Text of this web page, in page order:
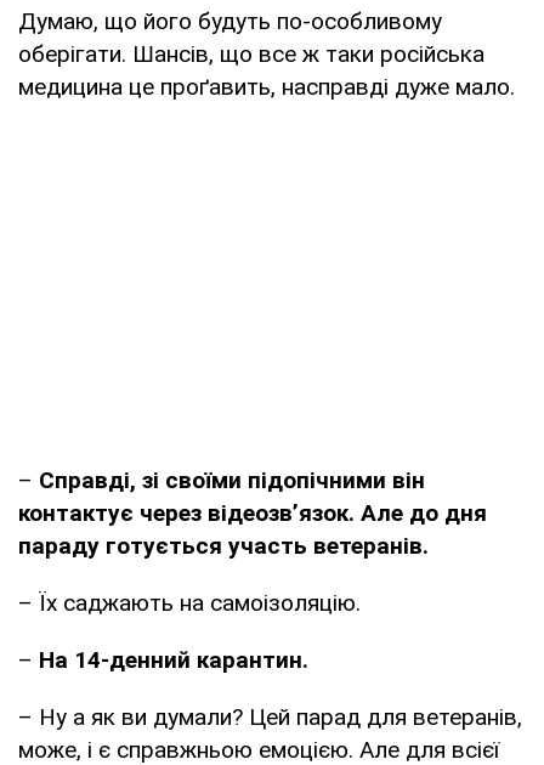
Думаю, що його будуть по-особливому
оберігати. Шансів, що все ж таки російська
медицина це проґавить, насправді дуже мало.
– Справді, зі своїми підопічними він
контактує через відеозв’язок. Але до дня
параду готується участь ветеранів.
– Їх саджають на самоізоляцію.
– На 14-денний карантин.
– Ну а як ви думали? Цей парад для ветеранів,
може, і є справжньою емоцією. Але для всієї